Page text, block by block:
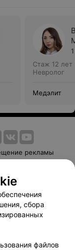
Стаж 12 лет
Невролог
Медэлит
рекламы
оплаты
сбора
файлов